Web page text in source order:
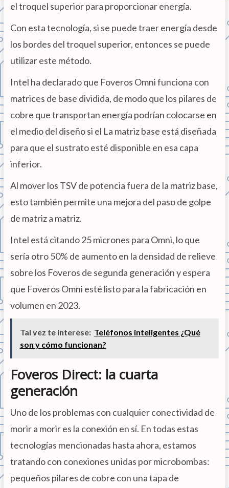
el troquel superior para proporcionar energía.
Con esta tecnología, si se puede traer energía desde
los bordes del troquel superior, entonces se puede
utilizar este método.
Intel ha declarado que Foveros Omni funciona con
matrices de base dividida, de modo que los pilares de
cobre que transportan energía podrían colocarse en
el medio del diseño si el La matriz base está diseñada
para que el sustrato esté disponible en esa capa
inferior.
Al mover los TSV de potencia fuera de la matriz base,
esto también permite una mejora del paso de golpe
de matriz a matriz.
Intel está citando 25 micrones para Omni, lo que
sería otro 50% de aumento en la densidad de relieve
sobre los Foveros de segunda generación y espera
que Foveros Omni esté listo para la fabricación en
volumen en 2023.
Tal vez te interese: Teléfonos inteligentes ¿Qué
son y cómo funcionan?
Foveros Direct: la cuarta
generación
Uno de los problemas con cualquier conectividad de
morir a morir es la conexión en sí. En todas estas
tecnologías mencionadas hasta ahora, estamos
tratando con conexiones unidas por microbombas:
pequeños pilares de cobre con una tapa de